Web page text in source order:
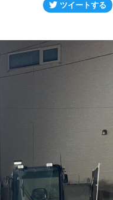
ツイートする